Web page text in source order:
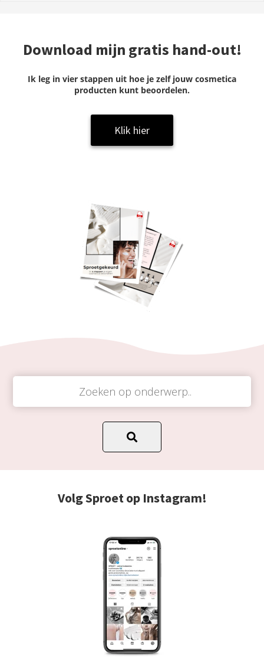
Download mijn gratis hand-out!
Ik leg in vier stappen uit hoe je zelf jouw cosmetica
producten kunt beoordelen.
Klik hier
Volg Sproet op Instagram!